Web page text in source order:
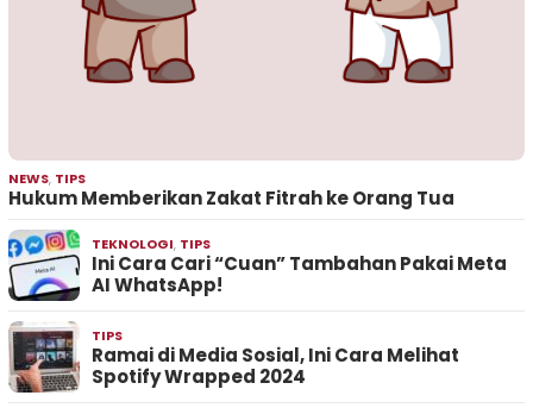
NEWS, TIPS
Hukum Memberikan Zakat Fitrah ke Orang Tua
TEKNOLOGI, TIPS
Ini Cara Cari “Cuan” Tambahan Pakai Meta
AI WhatsApp!
TIPS
Ramai di Media Sosial, Ini Cara Melihat
Spotify Wrapped 2024